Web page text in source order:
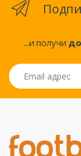
...и получи
Email адрес